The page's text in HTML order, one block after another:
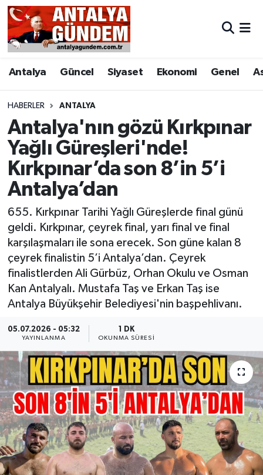
Antalya Güncel Siyaset Ekonomi Genel
HABERLER ANTALYA
Antalya'nın gözü Kırkpınar
Yağlı Güreşleri'nde!
Kırkpınar’da son 8’in 5’i
Antalya’dan
655. Kırkpınar Tarihi Yağlı Güreşlerde final günü
geldi. Kırkpınar, çeyrek final, yarı final ve final
karşılaşmaları ile sona erecek. Son güne kalan 8
çeyrek finalistin 5’i Antalya’dan. Çeyrek
finalistlerden Ali Gürbüz, Orhan Okulu ve Osman
Kan Antalyalı. Mustafa Taş ve Erkan Taş ise
Antalya Büyükşehir Belediyesi'nin başpehlivanı.
05.07.2026 - 05:32
YAYINLANMA
1 DK
OKUNMA SÜRESI
Antalya
Asayiş
Bilim & Teknoloji
Bölge
EĞİTİM
Ekonomi
Genel
Görüntülü Haber
Güncel
Resmi İlan
Sağlık & Yaşam
Siyaset
Spor
Antalya Nöbetçi Eczaneler
Antalya Hava Durumu
Antalya Namaz Vakitleri
Antalya Trafik Yoğunluk Haritası
Süper Lig Puan Durumu ve Fikstür
Tüm Manşetler
Son Dakika Haberleri
Haber Arşivi